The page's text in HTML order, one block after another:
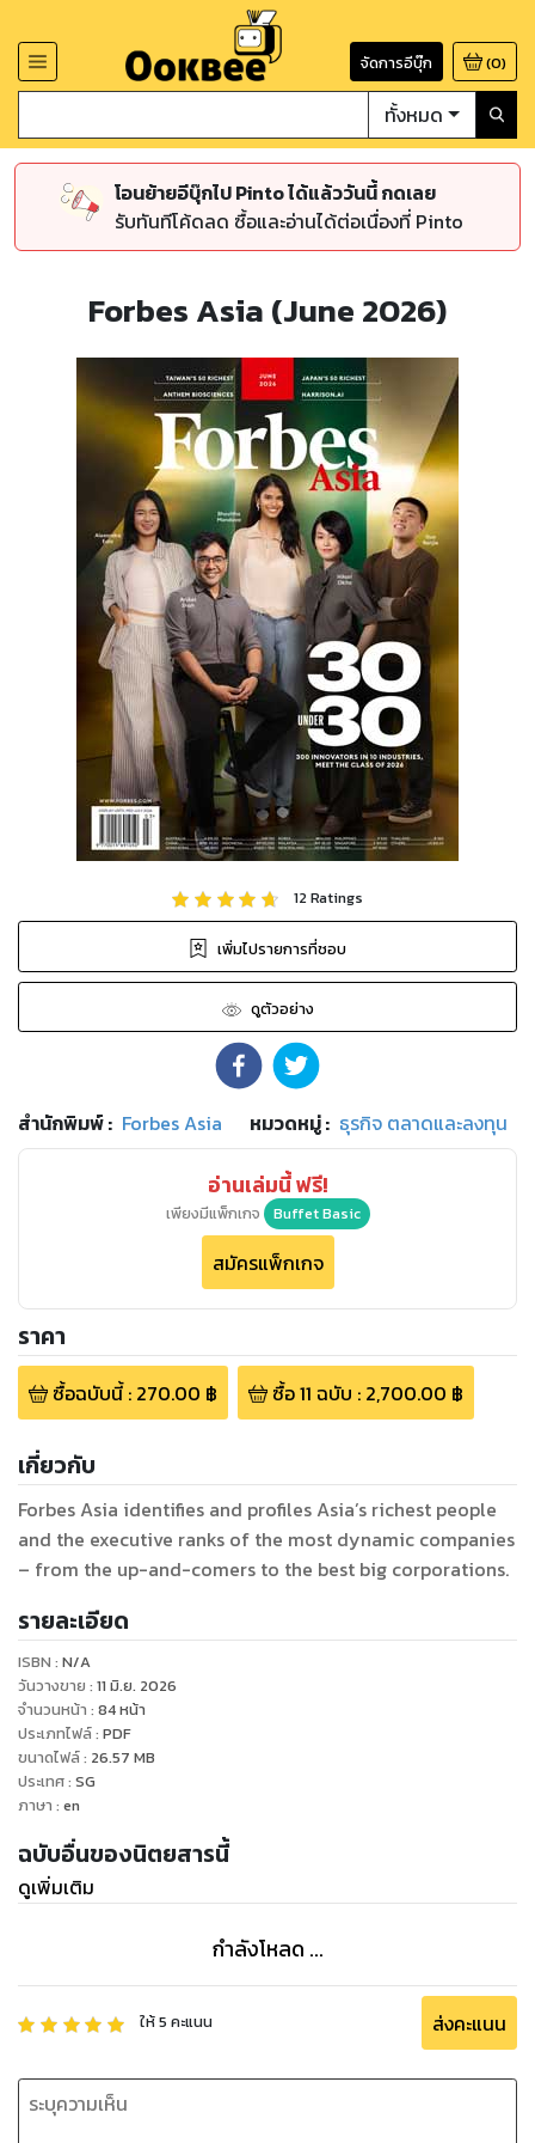
จัดการอีบุ๊ก (0)
ทั้งหมด
โอนย้ายอีบุ๊กไป Pinto ได้แล้ววันนี้ กดเลย
รับทันทีโค้ดลด ซื้อและอ่านได้ต่อเนื่องที่ Pinto
Forbes Asia (June 2026)
12Ratings
เพิ่มไปรายการที่ชอบ
ดูตัวอย่าง
สำนักพิมพ์: Forbes Asia หมวดหมู่: ธุรกิจ ตลาดและลงทุน
อ่านเล่มนี้ ฟรี!
เพียงมีแพ็กเกจ Buffet Basic
สมัครแพ็กเกจ
ราคา
ซื้อฉบับนี้: 270.00 ฿ ซื้อ11 ฉบับ : 2,700.00 ฿
เกี่ยวกับ
Forbes Asia identifies and profiles Asia’s richest people
and the executive ranks of the most dynamic companies
– from the up-and-comers to the best big corporations.
รายละเอียด
ISBN : N/A
วันวางขาย : 11 มิ.ย. 2026
จำนวนหน้า : 84หน้า
ประเภทไฟล์: PDF
ขนาดไฟล์: 26.57 MB
ประเทศ: SG
ภาษา : en
ฉบับอื่นของนิตยสารนี้
ดูเพิ่มเติม
กำลังโหลด ...
ให้5 คะแนน ส่งคะแนน